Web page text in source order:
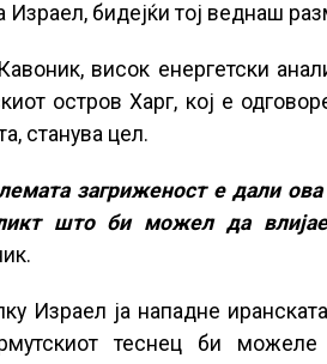
Израел, бидејќи тој веднаш
висок енергетски
остров Харг, кој е
станува цел.
загриженост е дали
што би можел да
Израел ја нападне
теснец би можеле